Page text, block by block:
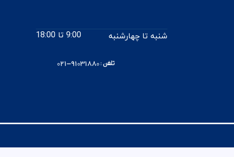
شنبه تا چهارشنبه 9:00 تا 18:00
تلفن : 91031880-021